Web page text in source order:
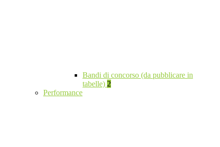
Bandi di concorso (da pubblicare in
tabelle) 2
Performance